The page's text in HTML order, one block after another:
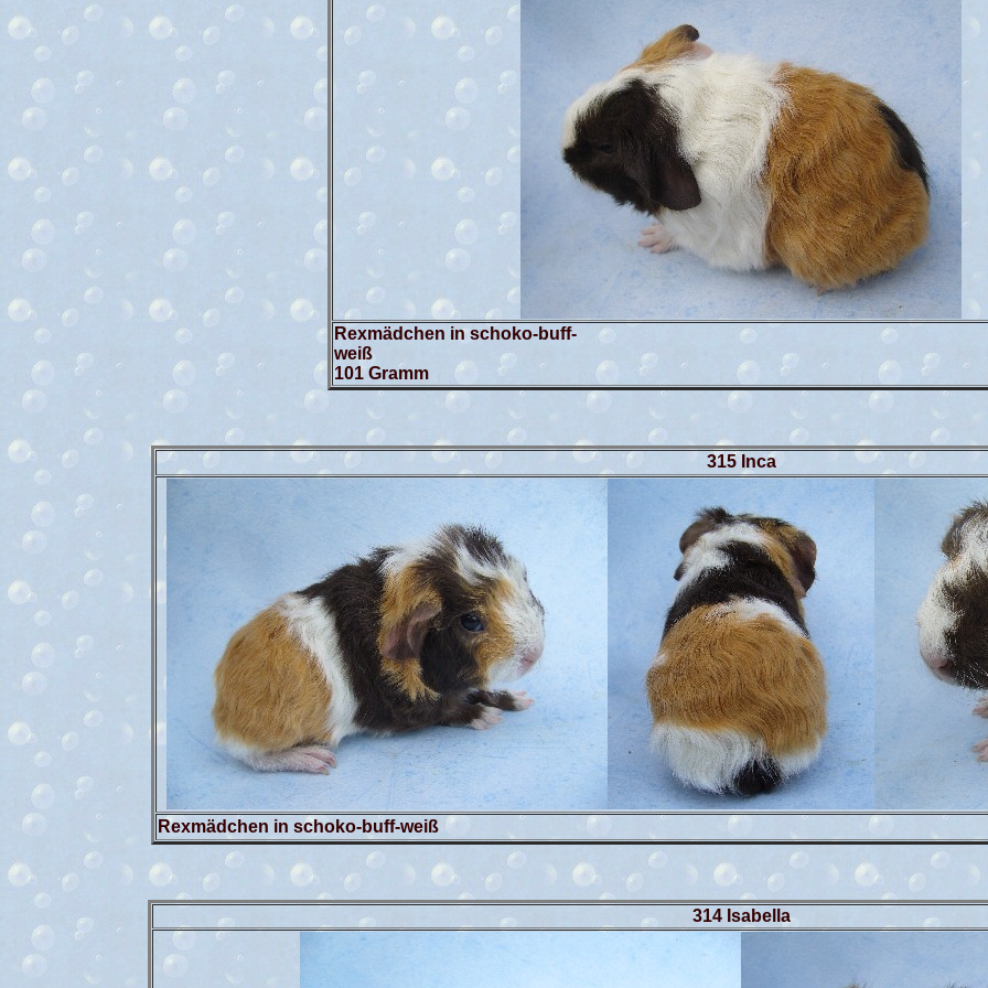
Rexmädchen in schoko-buff-
101 Gramm
315 Inca
Rexmädchen in schoko-buff-
314 Isabella